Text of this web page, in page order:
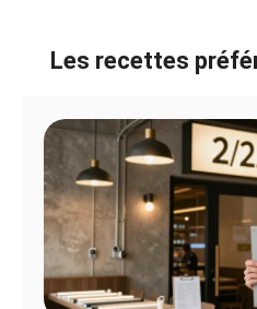
Les recettes